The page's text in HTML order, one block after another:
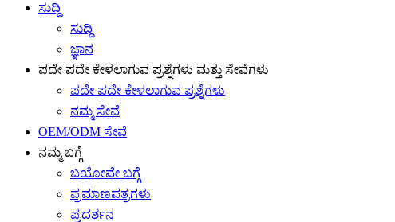
ಸುದ್ದಿ
ಸುದ್ದಿ
ಜ್ಞಾನ
ಪದೇ ಪದೇ ಕೇಳಲಾಗುವ ಪ್ರಶ್ನೆಗಳು ಮತ್ತು ಸೇವೆಗಳು
ಪದೇ ಪದೇ ಕೇಳಲಾಗುವ ಪ್ರಶ್ನೆಗಳು
ನಮ್ಮ ಸೇವೆ
OEM/ODM ಸೇವೆ
ನಮ್ಮ ಬಗ್ಗೆ
ಬಯೋವೇ ಬಗ್ಗೆ
ಪ್ರಮಾಣಪತ್ರಗಳು
ಪ್ರದರ್ಶನ